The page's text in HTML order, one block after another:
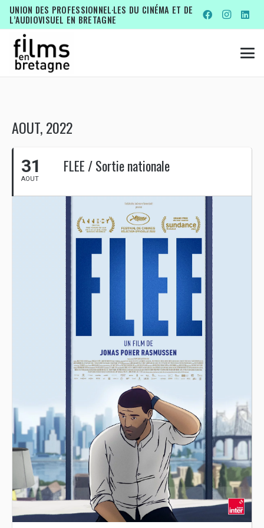
UNION DES PROFESSIONNEL·LES DU CINÉMA ET DE
L’AUDIOVISUEL EN BRETAGNE
AOUT, 2022
31
AOUT
FLEE / Sortie nationale